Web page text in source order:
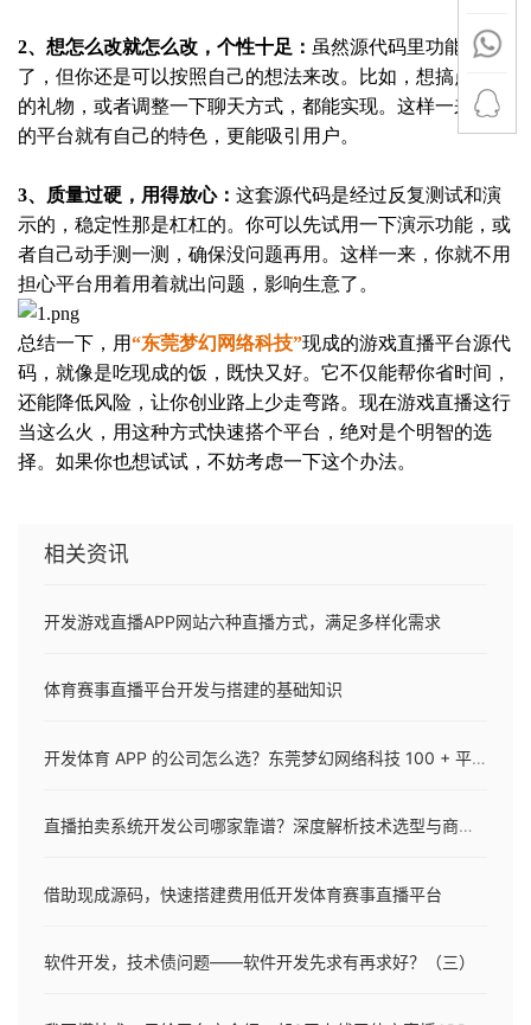
2、想怎么改就怎么改，个性十足： 虽然源代码里功能都有
了，但你还是可以按照自己的想法来改。比如，想搞点特别
的礼物，或者调整一下聊天方式，都能实现。这样一来，你
的平台就有自己的特色，更能吸引用户。
3、质量过硬，用得放心： 这套源代码是经过反复测试和演
示的，稳定性那是杠杠的。你可以先试用一下演示功能，或
者自己动手测一测，确保没问题再用。这样一来，你就不用
担心平台用着用着就出问题，影响生意了。
总结一下，用“东莞梦幻网络科技”现成的游戏直播平台源代
码，就像是吃现成的饭，既快又好。它不仅能帮你省时间，
还能降低风险，让你创业路上少走弯路。现在游戏直播这行
当这么火，用这种方式快速搭个平台，绝对是个明智的选
择。如果你也想试试，不妨考虑一下这个办法。
相关资讯
开发游戏直播APP网站六种直播方式，满足多样化需求
体育赛事直播平台开发与搭建的基础知识
开发体育 APP 的公司怎么选？东莞梦幻网络科技 100 + 平台验证，7 天上线直降 50% 开发成本
直播拍卖系统开发公司哪家靠谱？深度解析技术选型与商业落地的关键逻辑
借助现成源码，快速搭建费用低开发体育赛事直播平台
软件开发，技术债问题——软件开发先求有再求好？（三）